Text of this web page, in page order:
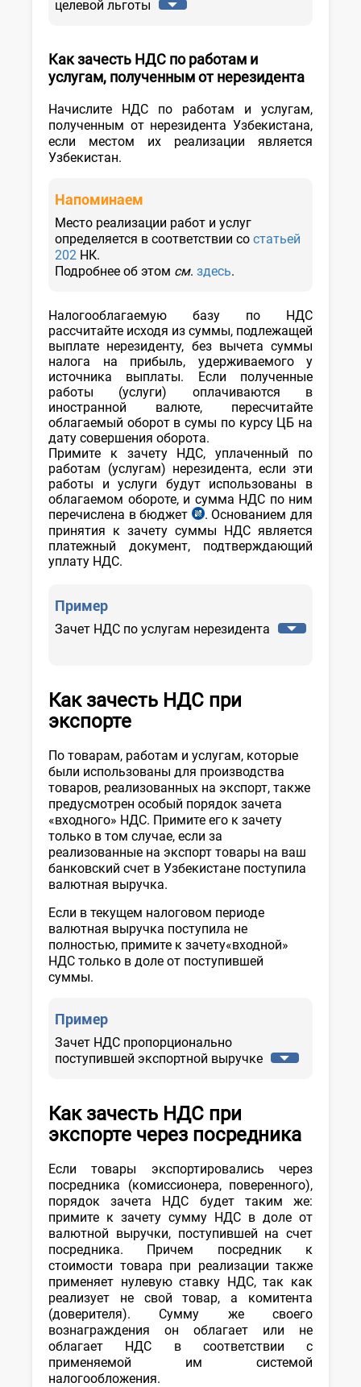
2.04.2005
г.
целевой льготы
Как зачесть НДС по работам и
услугам, полученным от нерезидента
Начислите НДС по работам и услугам,
полученным от нерезидента Узбекистана,
если местом их реализации является
Узбекистан.
Напоминаем
Место реализации работ и услуг
определяется в соответствии со статьей
202 НК.
Подробнее об этом см. здесь.
Налогооблагаемую базу по НДС
рассчитайте исходя из суммы, подлежащей
выплате нерезиденту, без вычета суммы
налога на прибыль, удерживаемого у
источника выплаты. Если полученные
работы (услуги) оплачиваются в
иностранной валюте, пересчитайте
облагаемый оборот в сумы по курсу ЦБ на
дату совершения оборота.
Примите к зачету НДС, уплаченный по
работам (услугам) нерезидента, если эти
работы и услуги будут использованы в
облагаемом обороте, и сумма НДС по ним
перечислена в бюджет
ст.
207
НК
. Основанием для
принятия к зачету суммы НДС является
платежный документ, подтверждающий
уплату НДС.
Пример
Зачет НДС по услугам нерезидента
Как зачесть НДС при
экспорте
По товарам, работам и услугам, которые
были использованы для производства
товаров, реализованных на экспорт, также
предусмотрен особый порядок зачета
«входного» НДС. Примите его к зачету
только в том случае, если за
реализованные на экспорт товары на ваш
банковский счет в Узбекистане поступила
валютная выручка.
Если в текущем налоговом периоде
валютная выручка поступила не
полностью, примите к зачету«входной»
НДС только в доле от поступившей
суммы.
Пример
Зачет НДС пропорционально
поступившей экспортной выручке
Как зачесть НДС при
экспорте через посредника
Если товары экспортировались через
посредника (комиссионера, поверенного),
порядок зачета НДС будет таким же:
примите к зачету сумму НДС в доле от
валютной выручки, поступившей на счет
посредника. Причем посредник к
стоимости товара при реализации также
применяет нулевую ставку НДС, так как
реализует не свой товар, а комитента
(доверителя). Сумму же своего
вознаграждения он облагает или не
облагает НДС в соответствии с
применяемой им системой
налогообложения.